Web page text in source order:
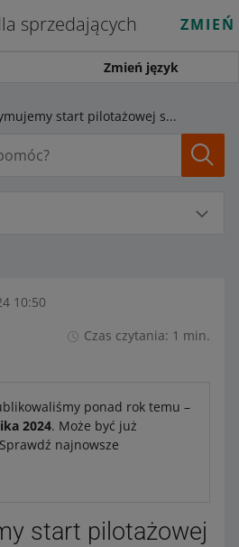
sprzedających
Zmień język
Wstrzymujemy start pilotażowej sprzedaży napojów alkoholowych
10:50
Czas czytania: 1 min.
ponad rok temu –
2024. Może być już
najnowsze
start pilotażowej